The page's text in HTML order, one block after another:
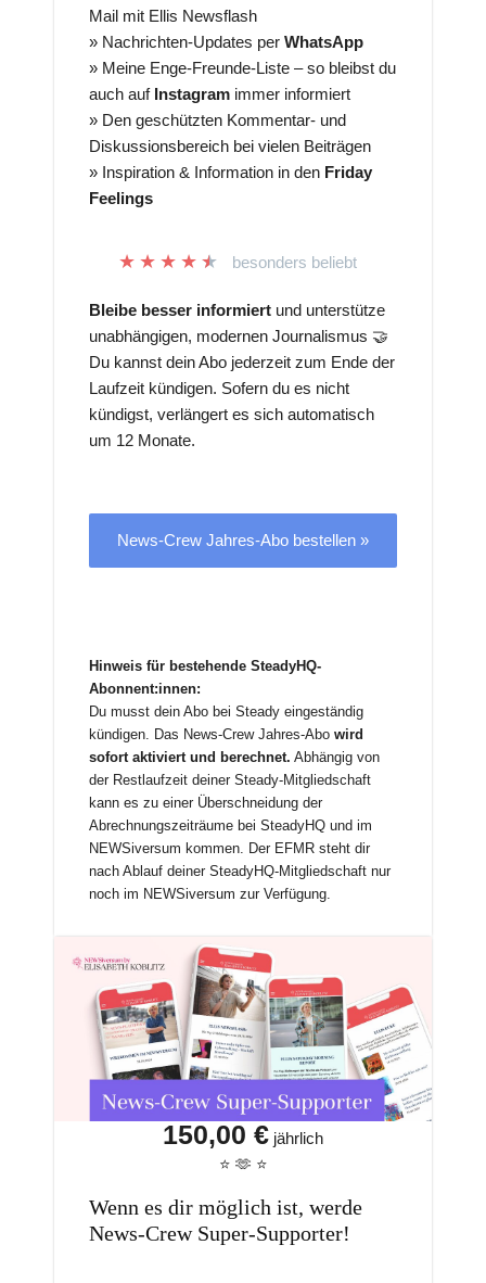
Mail mit Ellis Newsflash
» Nachrichten-Updates per WhatsApp
» Meine Enge-Freunde-Liste – so bleibst du
auch auf Instagram immer informiert
» Den geschützten Kommentar- und
Diskussionsbereich bei vielen Beiträgen
» Inspiration & Information in den Friday
Feelings
besonders beliebt
★ ★ ★ ★ ★
Bleibe besser informiert und unterstütze
unabhängigen, modernen Journalismus 🤝
Du kannst dein Abo jederzeit zum Ende der
Laufzeit kündigen. Sofern du es nicht
kündigst, verlängert es sich automatisch
um 12 Monate.
News-Crew Jahres-Abo bestellen »
Hinweis für bestehende SteadyHQ-
Abonnent:innen:
Du musst dein Abo bei Steady eingeständig
kündigen. Das News-Crew Jahres-Abo wird
sofort aktiviert und berechnet. Abhängig von
der Restlaufzeit deiner Steady-Mitgliedschaft
kann es zu einer Überschneidung der
Abrechnungszeiträume bei SteadyHQ und im
NEWSiversum kommen. Der EFMR steht dir
nach Ablauf deiner SteadyHQ-Mitgliedschaft nur
noch im NEWSiversum zur Verfügung.
150,00 € jährlich
⭐️ 🫶 ⭐️
Wenn es dir möglich ist, werde
News-Crew Super-Supporter!